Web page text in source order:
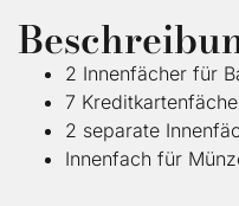
2 Innenfächer für
7
2 separate
Innenfach für